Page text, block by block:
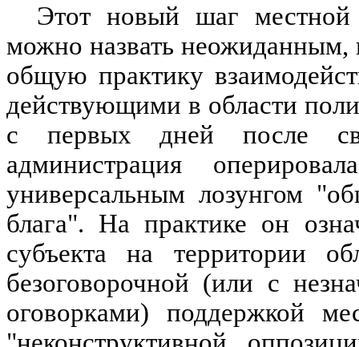
Этот новый шаг местной
можно назвать неожиданным,
общую практику
действующими в области
с первых дней после
администрация
универсальным лозунгом
блага". На практике он
субъекта на территории
безоговорочной (или с
оговорками) поддержкой